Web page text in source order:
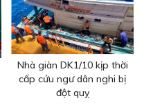
Nhà giàn DK1/10 kịp thời
cấp cứu ngư dân nghi bị
đột quỵ